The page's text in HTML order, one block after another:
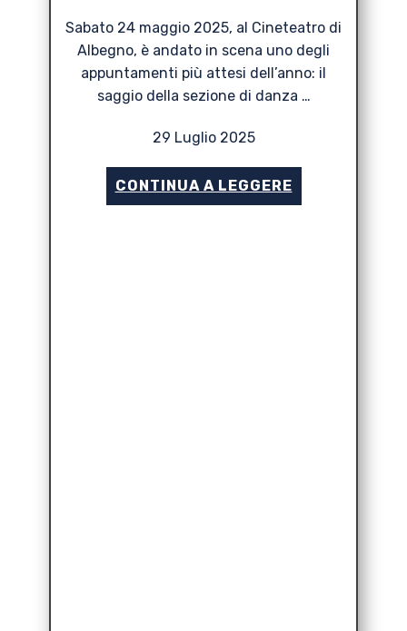
Sabato 24 maggio 2025, al Cineteatro di
Albegno, è andato in scena uno degli
appuntamenti più attesi dell’anno: il
saggio della sezione di danza …
29 Luglio 2025
CONTINUA A LEGGERE